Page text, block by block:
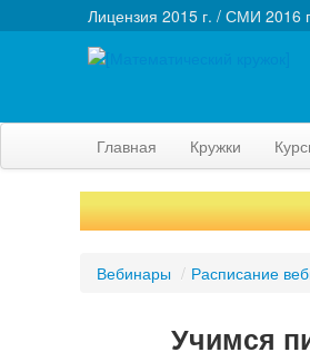
Лицензия 2015 г. / СМИ 2016
Главная Кружки
Вебинары / Расписание
Учимся